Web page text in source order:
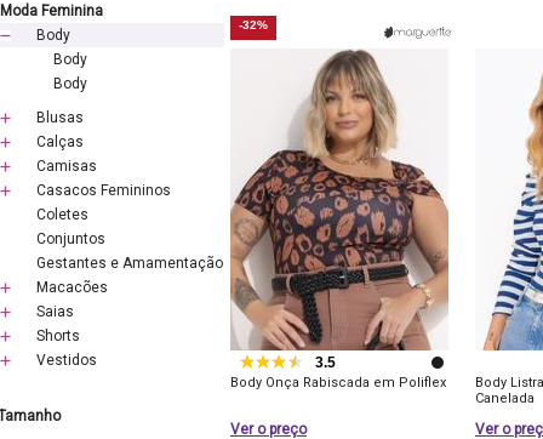
Moda Feminina
Body
Body
Body
Blusas
Calças
Camisas
Casacos Femininos
Coletes
Conjuntos
Gestantes e Amamentação
Macacões
Saias
Shorts
Vestidos
-32%
3.5
Body Onça Rabiscada em Poliflex
Ver o preço
Body
Canelada
Ver o